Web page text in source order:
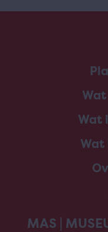
Wat
Wat
MAS |